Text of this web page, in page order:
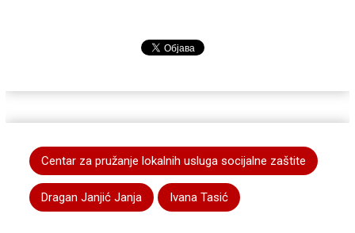
Centar za pružanje lokalnih usluga socijalne zaštite
Dragan Janjić Janja Ivana Tasić